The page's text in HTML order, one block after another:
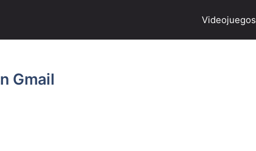
Videojuegos
Gmail